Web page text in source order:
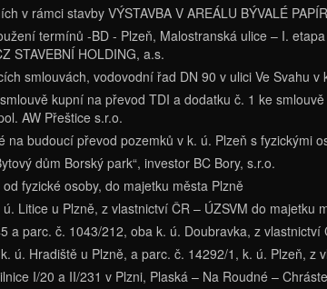
v rámci stavby VÝSTAVBA V AREÁLU BÝVALÉ
termínů -BD - Plzeň, Malostranská ulice – I.
STAVEBNÍ HOLDING, a.s.
smlouvách, vodovodní řad DN 90 v ulici Ve Svahu
kupní na převod TDI a dodatku č. 1 ke
AW Přeštice s.r.o.
budoucí převod pozemků v k. ú. Plzeň s fyzickými
dům Borský park“, investor BC Bory, s.r.o.
fyzické osoby, do majetku města Plzně
Litice u Plzně, z vlastnictví ČR – ÚZSVM do majetku
a parc. č. 1043/212, oba k. ú. Doubravka, z vlastnictví
ú. Hradiště u Plzně, a parc. č. 14292/1, k. ú. Plzeň, z
I/20 a II/231 v Plzni, Plaská – Na Roudné –